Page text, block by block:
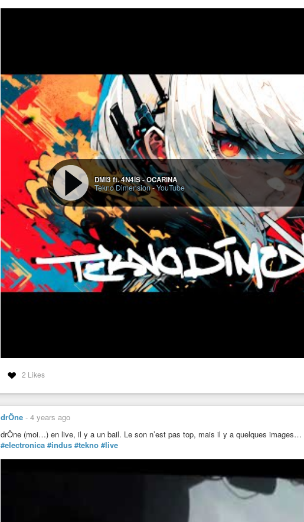
DMI3 ft. 4N4ÏS - OCARINA
Tekno Dimension-YouTube
2 Likes
drÖne - 4 years ago
drÖne (moi…) en live, il y a un bail. Le son n’est pas top, mais il y a quelques images…
#electronica #indus #tekno #live